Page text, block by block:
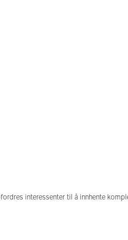
interessenter til å innhente